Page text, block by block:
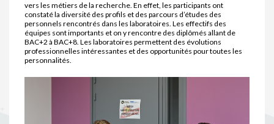
vers les métiers de la recherche. En effet, les participants ont
constaté la diversité des profils et des parcours d’études des
personnels rencontrés dans les laboratoires. Les effectifs des
équipes sont importants et on y rencontre des diplômés allant de
BAC+2 à BAC+8. Les laboratoires permettent des évolutions
professionnelles intéressantes et des opportunités pour toutes les
personnalités.